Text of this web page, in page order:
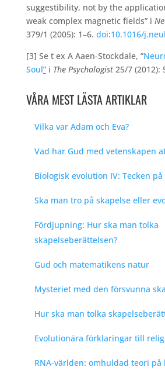
suggestibility, not by the
weak complex magnetic fields” i
379/1 (2005): 1–6. doi:10.1016/
[3] Se t ex A Aaen-Stockdale, ”
Soul”i The Psychologist25/7 (2012):
VÅRA MEST LÄSTA ARTIKLAR
Vilka var Adam och Eva?
Vad har Gud med vetenskapen
Biologisk evolution IV: Tecken
Ska man tro på skapelse eller
Fördjupning: Hur ska man tolka
skapelseberättelsen?
Gud och matematikens natur
Mysteriet med den försvunna
Hur ska man tolka
Evolutionära förklaringar till
RNA-världen: omhuldad teori på